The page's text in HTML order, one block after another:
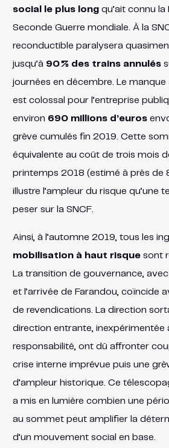
social le plus longqu’ait connu la
Seconde Guerre mondiale​. À la
reconductible paralysera
jusqu’à 90 % des trains annulés
journées en décembre​. Le
est colossal pour l’entreprise
environ 690 millions d’euros
grève cumulés fin 2019​. Cette
équivalente au coût de trois mois
printemps 2018 (estimé à près de
illustre l’ampleur du risque qu’une
peser sur la SNCF.
Ainsi, à l’automne 2019, tous les
mobilisation à haut risquesont
La transition de gouvernance,
et l’arrivée de Farandou, coïncide
de revendications. La direction
direction entrante, inexpérimentée
responsabilité, ont dû affronter
crise interne imprévue puis une
d’ampleur historique. Ce
a mis en lumière combien une
au sommet peut amplifier la
d’un mouvement social en base.